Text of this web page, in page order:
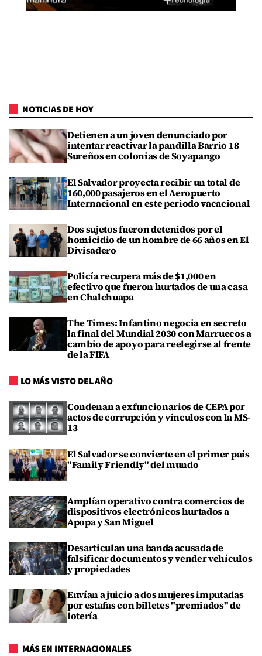
NOTICIAS DE HOY
Detienen a un joven denunciado por
intentar reactivar la pandilla Barrio 18
Sureños en colonias de Soyapango
El Salvador proyecta recibir un total de
160,000 pasajeros en el Aeropuerto
Internacional en este periodo vacacional
Dos sujetos fueron detenidos por el
homicidio de un hombre de 66 años en El
Divisadero
Policía recupera más de $1,000 en
efectivo que fueron hurtados de una casa
en Chalchuapa
The Times: Infantino negocia en secreto
la final del Mundial 2030 con Marruecos a
cambio de apoyo para reelegirse al frente
de la FIFA
LO MÁS VISTO DEL AÑO
Condenan a exfuncionarios de CEPA por
actos de corrupción y vínculos con la MS-
13
El Salvador se convierte en el primer país
"Family Friendly" del mundo
Amplían operativo contra comercios de
dispositivos electrónicos hurtados a
Apopa y San Miguel
Desarticulan una banda acusada de
falsificar documentos y vender vehículos
y propiedades
Envían a juicio a dos mujeres imputadas
por estafas con billetes "premiados" de
lotería
MÁS EN INTERNACIONALES